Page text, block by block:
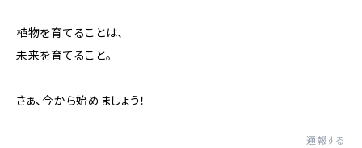
植物を育てることは、
未来を育てること。
さぁ、今から始めましょう！
通報する